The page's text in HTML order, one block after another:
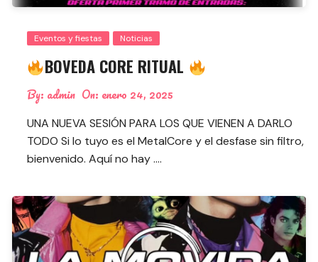
Eventos y fiestas Noticias
BOVEDA CORE RITUAL
By: admin On: enero 24, 2025
UNA NUEVA SESIÓN PARA LOS QUE VIENEN A DARLO
TODO Si lo tuyo es el MetalCore y el desfase sin filtro,
bienvenido. Aquí no hay ….